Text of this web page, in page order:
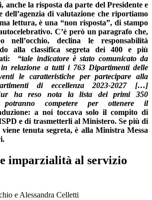
anche la risposta da parte del Presidente e
dell’agenzia di valutazione che riportiamo
lettura, è una “non risposta”, di stampo
C’è però un paragrafo che,
nell’occhio, declina le responsabilità
alla classifica segreta dei 400 e più
“tale indicatore è stato comunicato da
relazione a tutti i 763 Dipartimenti delle
le caratteristiche per partecipare alla
di eccellenza 2023-2027 […]
ha reso nota la lista dei primi 350
potranno competere per ottenere il
a noi toccava solo il compito di
e di trasmetterli al Ministero. Se più di
tenuta segreta, è alla Ministra Messa
imparzialità al servizio
e Alessandra Celletti